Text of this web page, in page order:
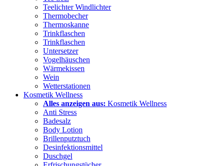
Teelichter Windlichter
Thermobecher
Thermoskanne
Trinkflaschen
Trinkflaschen
Untersetzer
Vogelhäuschen
Wärmekissen
Wein
Wetterstationen
Kosmetik Wellness
Alles anzeigen aus: Kosmetik Wellness
Anti Stress
Badesalz
Body Lotion
Brillenputztuch
Desinfektionsmittel
Duschgel